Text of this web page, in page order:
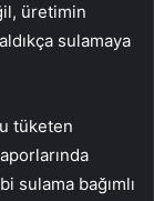
üretimin
sulamaya
tüketen
sulama bağımlı